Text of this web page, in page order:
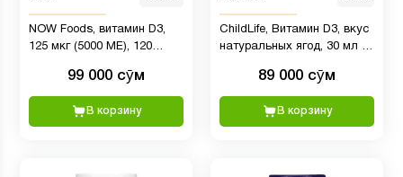
NOW Foods, витамин D3,
125 мкг (5000 МЕ), 120
99 000 сӯм
В корзину
ChildLife, Витамин D3, вкус
натуральных ягод, 30 мл (1
89 000 сӯм
В корзину